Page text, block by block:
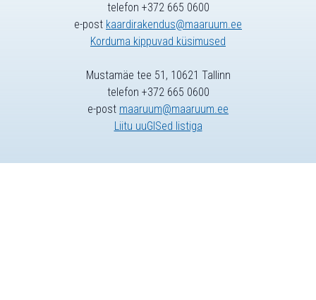
telefon +372 665 0600
e-post kaardirakendus@maaruum.ee
Korduma kippuvad küsimused
Mustamäe tee 51, 10621 Tallinn
telefon +372 665 0600
e-post maaruum@maaruum.ee
Liitu uuGISed listiga